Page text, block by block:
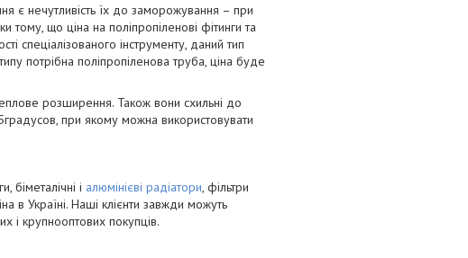
є нечутливість їх до заморожування – при
що ціна на поліпропіленові фітинги та
спеціалізованого інструменту, даний тип
потрібна поліпропіленова труба, ціна буде
розширення. Також вони схильні до
при якому можна використовувати
біметалічні і алюмінієві радіатори , фільтри
в Україні. Наші клієнти завжди можуть
і крупнооптових покупців.